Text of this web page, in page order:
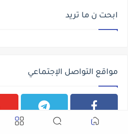
ابحت ن ما تريد
مواقع التواصل الإجتماعي